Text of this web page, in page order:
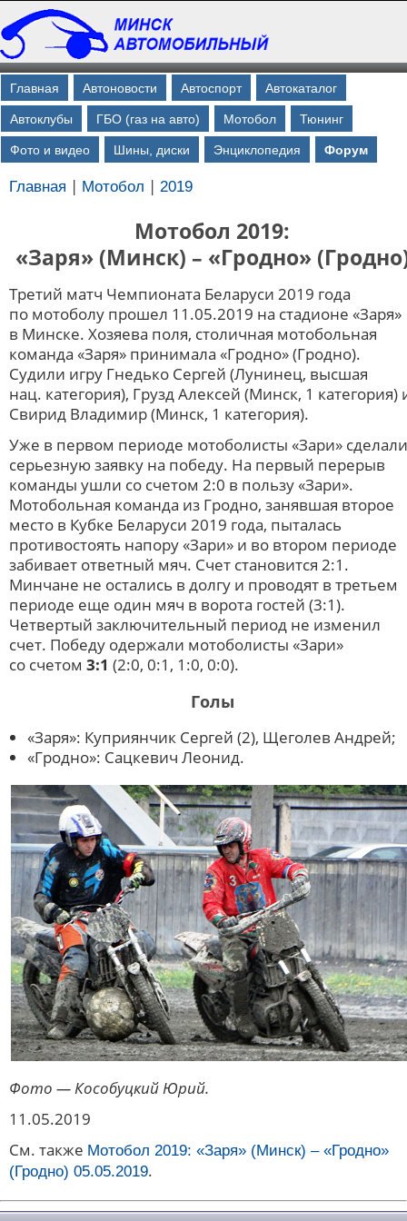
Главная Автоновости Автоспорт Автокаталог
Автоклубы ГБО (газ на авто) Мотобол Тюнинг
Фото и видео Шины, диски Энциклопедия Форум
Главная | Мотобол | 2019
Мотобол 2019:
«Заря» (Минск) – «Гродно»
Третий матч Чемпионата Беларуси 2019 года
по мотоболу прошел 11.05.2019 на стадионе «Заря»
в Минске. Хозяева поля, столичная мотобольная
команда «Заря» принимала «Гродно» (Гродно).
Судили игру Гнедько Сергей (Лунинец, высшая
нац. категория), Грузд Алексей (Минск, 1 категория)
Свирид Владимир (Минск, 1 категория).
Уже в первом периоде мотоболисты «Зари» сделали
серьезную заявку на победу. На первый перерыв
команды ушли со счетом 2:0 в пользу «Зари».
Мотобольная команда из Гродно, занявшая второе
место в Кубке Беларуси 2019 года, пыталась
противостоять напору «Зари» и во втором периоде
забивает ответный мяч. Счет становится 2:1.
Минчане не остались в долгу и проводят в третьем
периоде еще один мяч в ворота гостей (3:1).
Четвертый заключительный период не изменил
счет. Победу одержали мотоболисты «Зари»
со счетом 3:1 (2:0, 0:1, 1:0, 0:0).
Голы
«Заря»: Куприянчик Сергей (2), Щеголев Андрей;
«Гродно»: Сацкевич Леонид.
Фото — Кособуцкий Юрий.
11.05.2019
См. также Мотобол 2019: «Заря» (Минск) – «Гродно»
(Гродно) 05.05.2019.